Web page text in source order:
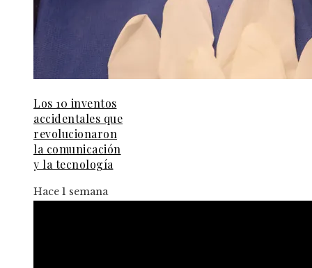
Los 10 inventos
accidentales que
revolucionaron
la comunicación
y la tecnología
Hace 1 semana